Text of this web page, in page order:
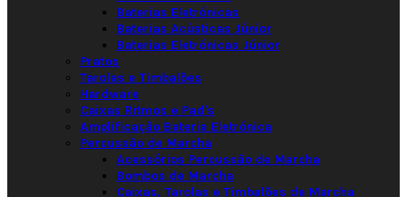
Baterias Eletrónicas
Baterias Acústicas Júnior
Baterias Eletrónicas Júnior
Pratos
Tarolas e Timbalões
Hardware
Caixas Ritmos e Pad's
Amplificação Bateria Eletrónica
Percussão de Marcha
Acessórios Percussão de Marcha
Bombos de Marcha
Caixas, Tarolas e Timbalões de Marcha